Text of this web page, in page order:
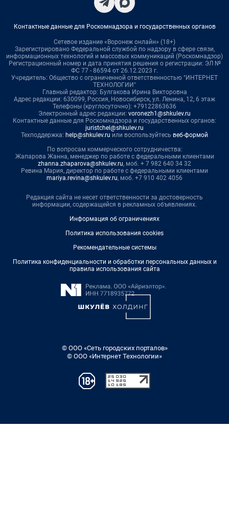
Контактные данные для Роскомнадзора и государственных органов
Сетевое издание «Воронеж онлайн» (18+)
Зарегистрировано Федеральной службой по надзору в сфере связи,
информационных технологий и массовых коммуникаций (Роскомнадзор)
Регистрационный номер и дата принятия решения о регистрации: ЭЛ №
ФС 77 - 86594 от 26.12.2023 г.
Учредитель: Общество с ограниченной ответственностью "ИНТЕРНЕТ
ТЕХНОЛОГИИ"
Главный редактор: Булгакова Ирина Викторовна
Адрес редакции: 630099, Россия, Новосибирск, ул. Ленина, 12, 6 этаж
Телефоны (круглосуточно): +79122863636
Электронный адрес редакции: voronezh1@shkulev.ru
Контактные данные для Роскомнадзора и государственных органов:
juristchel@shkulev.ru
Техподдержка: help@shkulev.ru или воспользуйтесь веб-формой
По вопросам коммерческого сотрудничества:
Жапарова Жанна, менеджер по работе с федеральными клиентами
zhanna.zhaparova@shkulev.ru, моб. + 7 982 640 34 32
Ревина Мария, директор по работе с федеральными клиентами
mariya.revina@shkulev.ru, моб. +7 910 402 4056
Редакция сайта не несет ответственности за достоверность
информации, содержащейся в рекламных объявлениях.
Информация об ограничениях
Политика использования cookies
Рекомендательные системы
Политика конфиденциальности и обработки персональных данных и
правила использования сайта
© ООО «Сеть городских порталов»
© ООО «Интернет Технологии»